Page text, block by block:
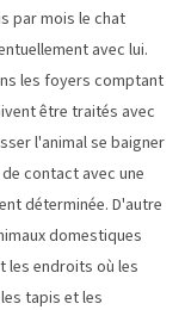
par mois le chat
avec lui.
les foyers comptant
être traités avec
l'animal se baigner
contact avec une
déterminée. D'autre
domestiques
les endroits où les
tapis et les